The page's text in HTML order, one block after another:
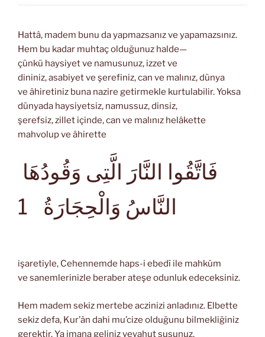
Hattâ, madem bunu da yapmazsanız ve yapamazsınız.
Hem bu kadar muhtaç olduğunuz halde—
çünkü haysiyet ve namusunuz, izzet ve
dininiz, asabiyet ve şerefiniz, can ve malınız, dünya
ve âhiretiniz buna nazire getirmekle kurtulabilir. Yoksa
dünyada haysiyetsiz, namussuz, dinsiz,
şerefsiz, zillet içinde, can ve malınız helâkette
mahvolup ve âhirette
النَّاسُ وَالْحِجَارَةُ
işaretiyle, Cehennemde haps-i ebedî ile mahkûm
ve sanemlerinizle beraber ateşe odunluk edeceksiniz.
Hem madem sekiz mertebe aczinizi anladınız. Elbette
sekiz defa, Kur’ân dahi mu’cize olduğunu bilmekliğiniz
gerektir. Ya imana geliniz veyahut susunuz,